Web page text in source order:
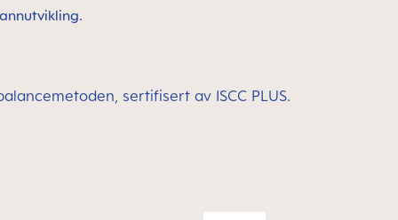
sertifisert av ISCC PLUS.